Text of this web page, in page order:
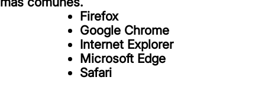
Firefox
Google Chrome
Internet Explorer
Microsoft Edge
Safari